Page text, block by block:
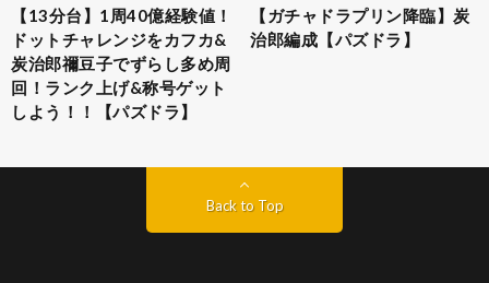
【13分台】1周40億経験値！
ドットチャレンジをカフカ&
炭治郎禰豆子でずらし多め周
回！ランク上げ&称号ゲット
しよう！！【パズドラ】
【ガチャドラプリン降臨】炭
治郎編成【パズドラ】
Back to Top